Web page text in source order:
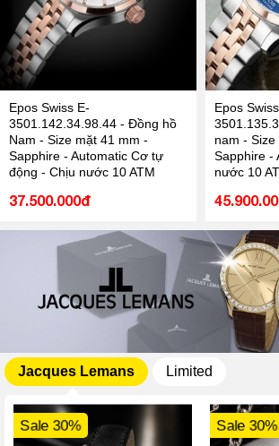
Epos Swiss E-
3501.142.34.98.44 - Đồng hồ
Nam - Size mặt 41 mm -
Sapphire - Automatic Cơ tự
động - Chịu nước 10 ATM
37.500.000đ
Epos
nam -
Sapphire -
nước 10
Jacques Lemans Limited
Sale 30% Sale 30%